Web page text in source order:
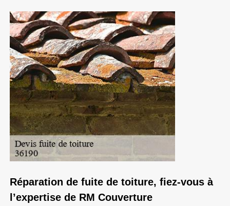
Réparation de fuite de toiture, fiez-vous à
l’expertise de RM Couverture